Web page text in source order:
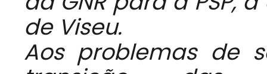
de Viseu.
Aos problemas de